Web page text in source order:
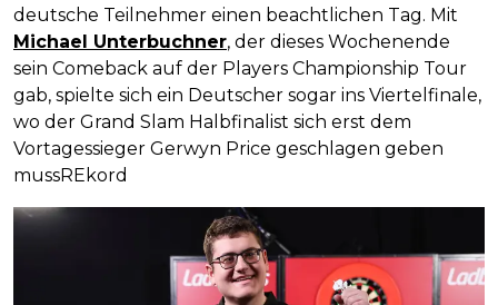
deutsche Teilnehmer einen beachtlichen Tag. Mit
Michael Unterbuchner, der dieses Wochenende
sein Comeback auf der Players Championship Tour
gab, spielte sich ein Deutscher sogar ins Viertelfinale,
wo der Grand Slam Halbfinalist sich erst dem
Vortagessieger Gerwyn Price geschlagen geben
mussREkord